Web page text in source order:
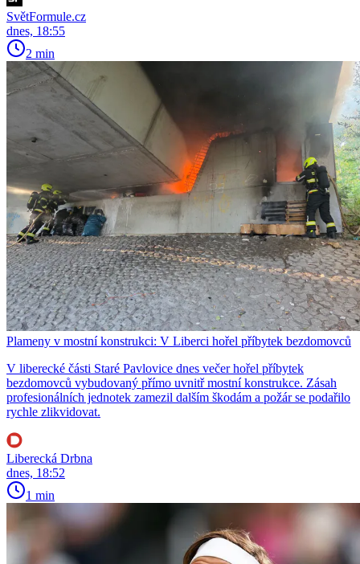
SvětFormule.cz
dnes, 18:55
2 min
Plameny v mostní konstrukci: V Liberci hořel příbytek bezdomovců
V liberecké části Staré Pavlovice dnes večer hořel příbytek
bezdomovců vybudovaný přímo uvnitř mostní konstrukce. Zásah
profesionálních jednotek zamezil dalším škodám a požár se podařilo
rychle zlikvidovat.
Liberecká Drbna
dnes, 18:52
1 min